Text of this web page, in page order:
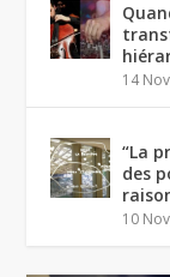
14
“La
des
10